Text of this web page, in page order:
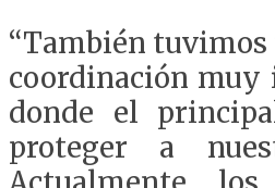
“También tuvimos
coordinación muy
donde el
proteger a